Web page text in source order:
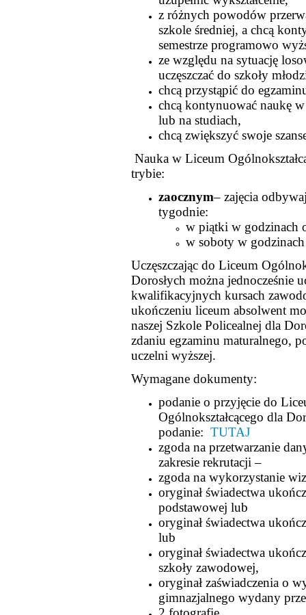
z różnych powodów
szkole średniej, a chcą
semestrze programowo
ze względu na sytuację
uczęszczać do szkoły
chcą przystąpić do
chcą kontynuować naukę
lub na studiach,
chcą zwiększyć swoje
Nauka w Liceum
trybie:
zaocznym– zajęcia
tygodnie:
w piątki w godzinach
w soboty w
Uczęszczając do Liceum
Dorosłych można jednocześnie
kwalifikacyjnych kursach
ukończeniu liceum absolwent
naszej Szkole Policealnej dla
zdaniu egzaminu maturalnego,
uczelni wyższej.
Wymagane dokumenty:
podanie o przyjęcie do
Ogólnokształcącego dla
podanie: TUTAJ
zgoda na przetwarzanie
zakresie rekrutacji –
zgoda na wykorzystanie
oryginał świadectwa
podstawowej lub
oryginał świadectwa
lub
oryginał świadectwa
szkoły zawodowej,
oryginał zaświadczenia o
gimnazjalnego wydany